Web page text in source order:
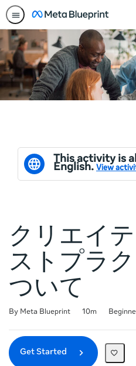
This activity is
English. View
クリエイ
ストプラ
ついて
By Meta Blueprint
Duration 10m
Difficulty
Average rating: 0
No reviews
Get Started